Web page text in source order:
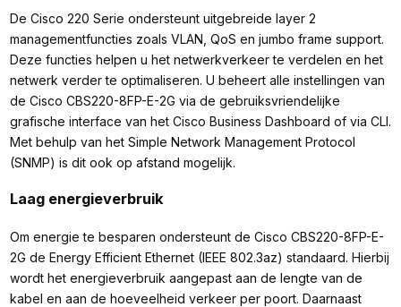
De Cisco 220 Serie ondersteunt uitgebreide layer 2
managementfuncties zoals VLAN, QoS en jumbo frame support.
Deze functies helpen u het netwerkverkeer te verdelen en het
netwerk verder te optimaliseren. U beheert alle instellingen van
de Cisco CBS220-8FP-E-2G via de gebruiksvriendelijke
grafische interface van het Cisco Business Dashboard of via CLI.
Met behulp van het Simple Network Management Protocol
(SNMP) is dit ook op afstand mogelijk.
Laag energieverbruik
Om energie te besparen ondersteunt de Cisco CBS220-8FP-E-
2G de Energy Efficient Ethernet (IEEE 802.3az) standaard. Hierbij
wordt het energieverbruik aangepast aan de lengte van de
kabel en aan de hoeveelheid verkeer per poort. Daarnaast